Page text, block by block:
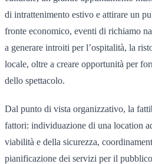
di intrattenimento estivo e attirare un
fronte economico, eventi di richiamo
a generare introiti per l’ospitalità, la
locale, oltre a creare opportunità per
dello spettacolo.
Dal punto di vista organizzativo, la
fattori: individuazione di una location
viabilità e della sicurezza,
pianificazione dei servizi per il